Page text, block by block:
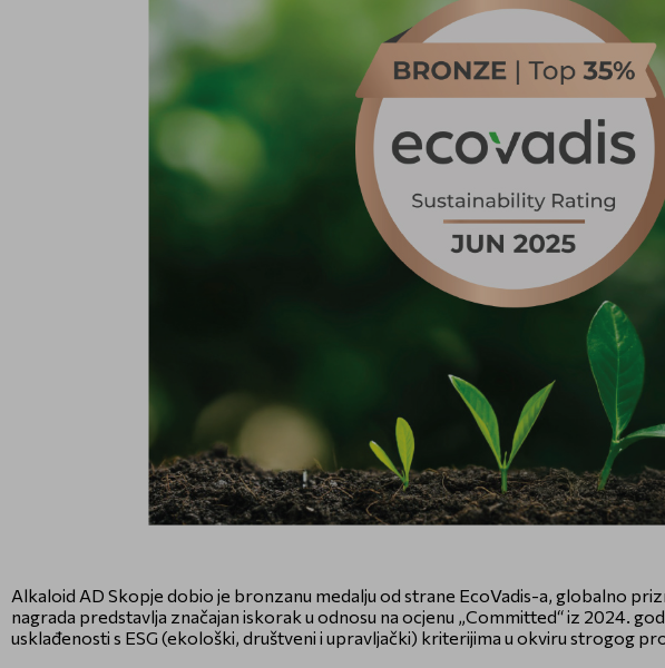
Alkaloid AD Skopje dobio je bronzanu medalju od strane EcoVadis-a, globalno
nagrada predstavlja značajan iskorak u odnosu na ocjenu „Committed“ iz 2024.
usklađenosti s ESG (ekološki, društveni i upravljački) kriterijima u okviru strogog